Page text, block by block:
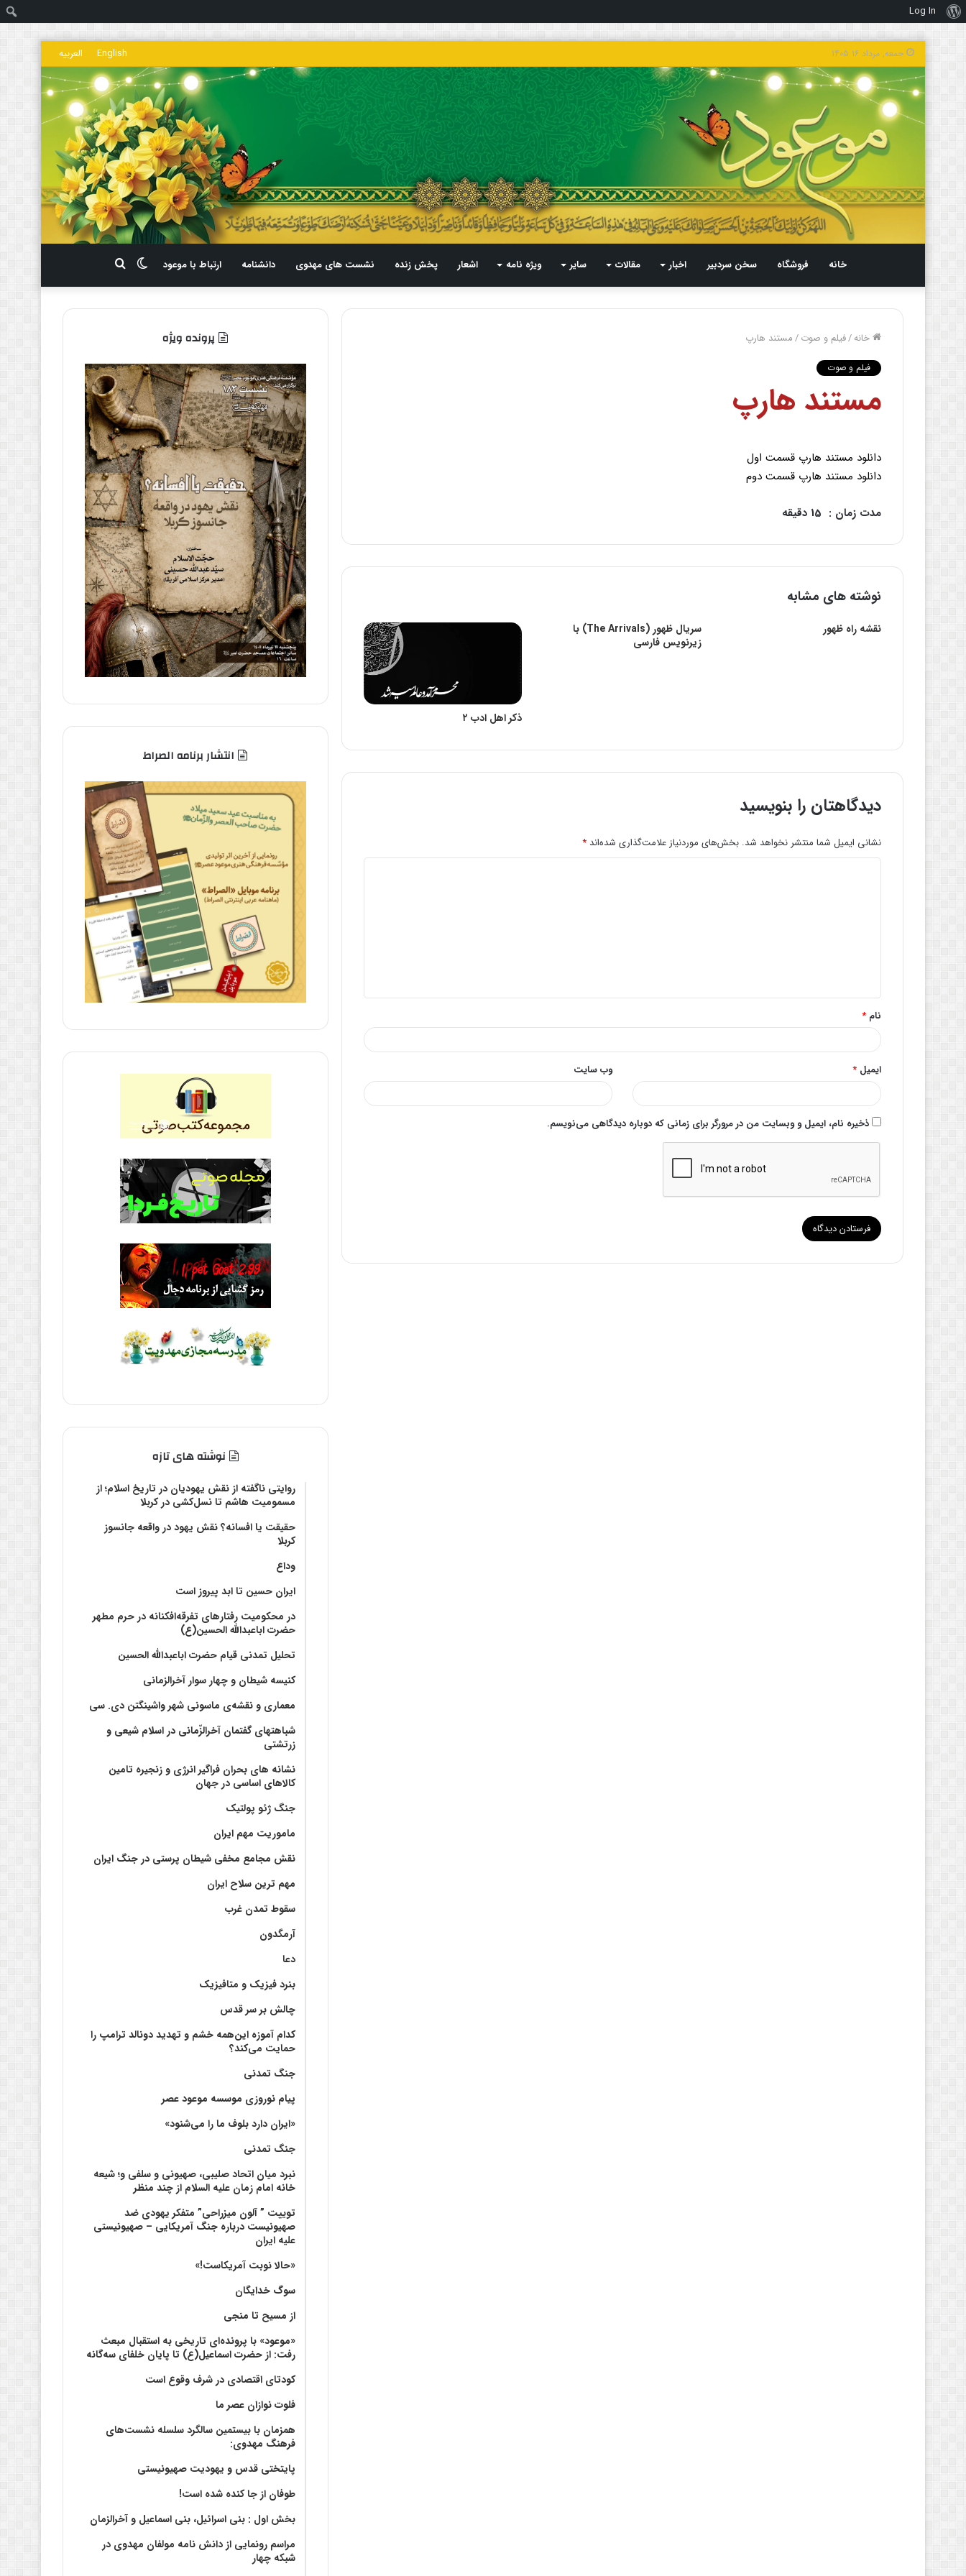
درباره
وردپرس
Log In
جمعه, مرداد ۱۶ ۱۴۰۵ English العربیه
خانه فروشگاه سخن سردبیر اخبار مقالات سایر ویژه نامه اشعار پخش زنده نشست های مهدوی دانشنامه ارتباط با موعود
برای
تغییر
پوسته
خانه/فیلم و صوت/مستند هارپ
فیلم و صوت
مستند هارپ
دانلود مستند هارپ قسمت اول
دانلود مستند هارپ قسمت دوم
مدت زمان : 15 دقیقه
نوشته های مشابه
نقشه راه ظهور
سریال ظهور (The Arrivals) با
زیرنویس فارسی
ذکر اهل ادب ۲
دیدگاهتان را بنویسید
نشانی ایمیل شما منتشر نخواهد شد. بخش‌های موردنیاز علامت‌گذاری شده‌اند *
*
نام *
ایمیل * وب‌ سایت
ذخیره نام، ایمیل و وبسایت من در مرورگر برای زمانی که دوباره دیدگاهی می‌نویسم.
پرونده ویژه
انتشار برنامه الصراط
نوشته های تازه
روایتی ناگفته از نقش یهودیان در تاریخ اسلام؛ از
مسمومیت هاشم تا نسل‌کشی در کربلا
حقیقت یا افسانه؟‌ نقش یهود در واقعه جانسوز
کربلا
وداع
ایران حسین تا ابد پیروز است
در محکومیت رفتارهای تفرقه‌افکنانه در حرم مطهر
حضرت اباعبدالله الحسین(ع)
تحلیل تمدنی قیام حضرت اباعبدالله الحسین
کنیسه شیطان و چهار سوار آخرالزمانی
معماری و نقشه‌ی ماسونی شهر واشينگتن دی. سی
شباهتهای گفتمان آخر‌الزّمانی در اسلام شیعی و
زرتشتی
نشانه های بحران فراگیر انرژی و زنجیره تامین
کالاهای اساسی در جهان
جنگ ژئو پولتیک
ماموریت مهم ایران
نقش مجامع مخفی شیطان پرستی در جنگ ایران
مهم ترین سلاح ایران
سقوط تمدن غرب
آرمگدون
دعا
بنرد فیزیک و متافیزیک
چالش بر سر قدس
کدام آموزه این‌همه خشم و تهدید دونالد ترامپ را
حمایت می‌کند؟
جنگ تمدنی
پیام نوروزی موسسه موعود عصر
«ایران دارد بلوف ما را می‌شنود»
جنگ تمدنی
نبرد میان اتحاد صلیبی، صهیونی و سلفی و؛ شیعه
خانه امام زمان علیه السلام از چند منظر
توییت ” آلون میزراحی” متفکر یهودی ضد
صهیونیست درباره جنگ آمریکایی – صهیونیستی
علیه ایران
«حالا نوبت آمریکاست!»
سوگ خدایگان
از مسیح تا منجی
«موعود» با پرونده‌ای تاریخی به استقبال مبعث
رفت: از حضرت اسماعیل(ع) تا پایان خلفای سه‌گانه
کودتای اقتصادی در شرف وقوع است
فلوت نوازان عصر ما
همزمان با بیستمین سالگرد سلسله نشست‌های
فرهنگ مهدوی:‌
پایتختی قدس و یهودیت صهیونیستی
طوفان از جا کنده شده است!
بخش اول : بنی اسرائیل، بنی اسماعیل و آخرالزمان
مراسم رونمایی از دانش نامه مولفان مهدوی در
شبکه چهار